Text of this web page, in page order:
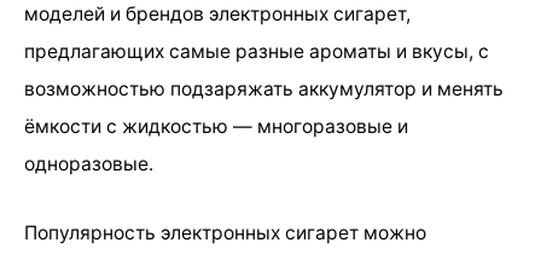
моделей и брендов электронных сигарет,
предлагающих самые разные ароматы и вкусы, с
возможностью подзаряжать аккумулятор и менять
ёмкости с жидкостью — многоразовые и
одноразовые.
Популярность электронных сигарет можно